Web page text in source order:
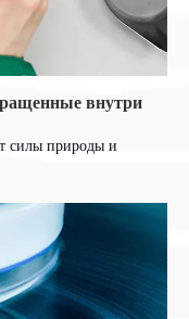
внутри
силы природы и